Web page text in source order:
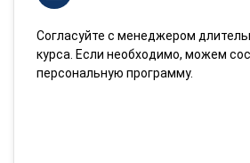
Согласуйте с менеджером
курса. Если необходимо, можем
персональную программу.